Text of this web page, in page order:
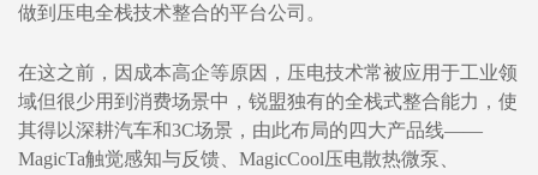
做到压电全栈技术整合的平台公司。
在这之前，因成本高企等原因，压电技术常被应用于工业领
域但很少用到消费场景中，锐盟独有的全栈式整合能力，使
其得以深耕汽车和3C场景，由此布局的四大产品线——
MagicTa触觉感知与反馈、MagicCool压电散热微泵、